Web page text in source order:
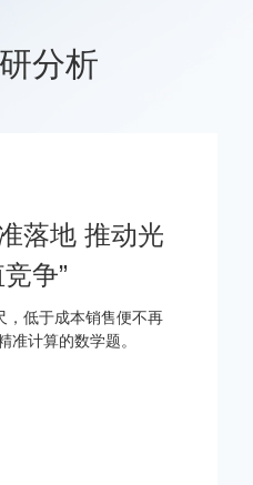
分析
落地 推动光
争”
，低于成本销售便不再
准计算的数学题。